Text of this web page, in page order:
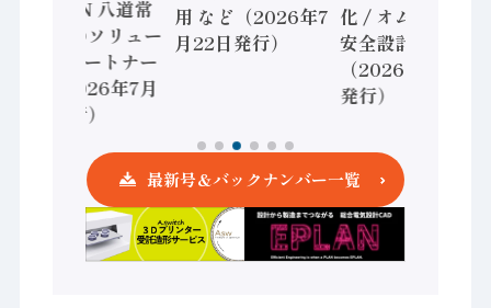
RYODEN 八道常
務 共創のソリュー
ションパートナー
へ / （2026年7月
29日発行）
用 など（2026年7
月22日発行）
化 / オムロン 機械
安全設計支援
（2026年7月15日
発行）
最新号＆バックナンバー一覧